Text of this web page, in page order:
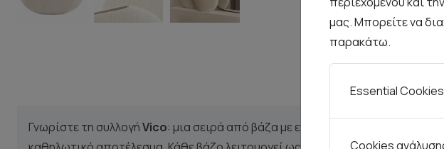
Περιγραφή
Γνωρίστε τη συλλογήVico: μια σειρά από βάζα με εντυπωσιακό σχεδιασμό,
μας. Μπορείτε να
παρακάτω.
Essential Cookies
Cookies